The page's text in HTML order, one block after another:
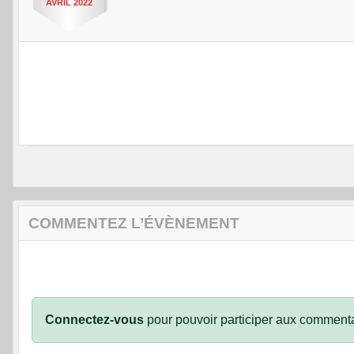
AVRIL 2022
COMMENTEZ L’ÉVÈNEMENT
Connectez-vous pour pouvoir participer aux